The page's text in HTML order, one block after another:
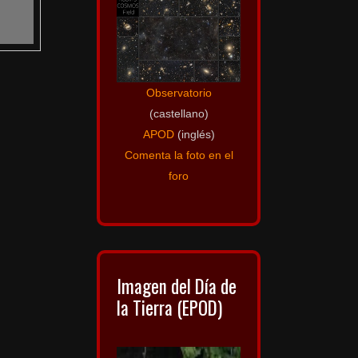
Observatorio
(castellano)
APOD(inglés)
Comenta la foto en el
foro
Imagen del Día de
la Tierra (EPOD)